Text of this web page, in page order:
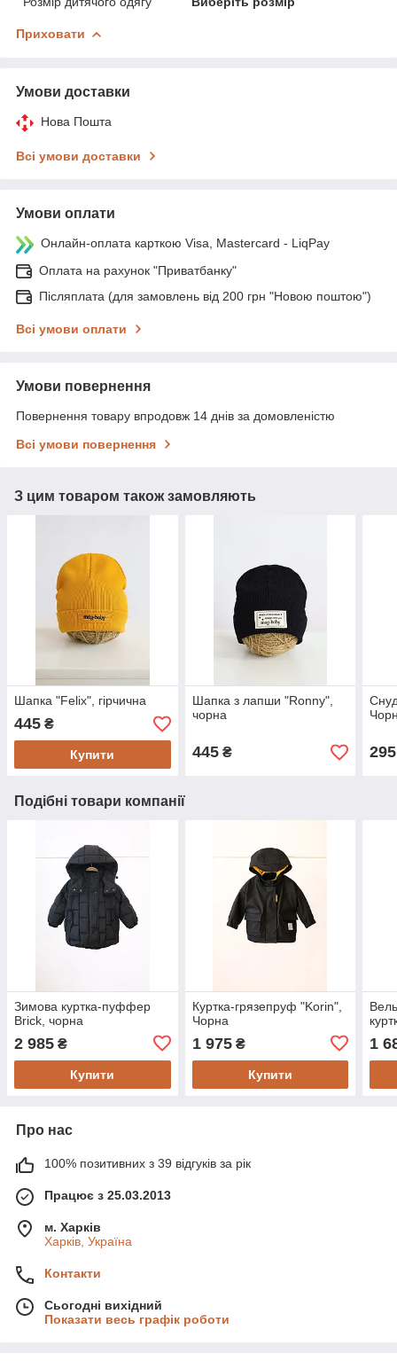
Приховати
Умови доставки
Нова Пошта
Всі умови доставки
Умови оплати
Онлайн-оплата карткою Visa, Mastercard - LiqPay
Оплата на рахунок "Приватбанку"
Післяплата (для замовлень від 200 грн "Новою поштою")
Всі умови оплати
Умови повернення
Повернення товару впродовж 14 днів за домовленістю
Всі умови повернення
З цим товаром також замовляють
Шапка "Felix", гірчична
445 ₴
Купити
Шапка з лапши "Ronny",
чорна
445₴ 295
Подібні товари компанії
Зимова куртка-пуффер
Brick, чорна
2 985 ₴
Купити
Куртка-грязепруф "Korin",
Чорна
1 975₴
Купити
1
Про нас
100% позитивних з 39 відгуків за рік
Працює з 25.03.2013
м. Харків
Харків, Україна
Контакти
Сьогодні вихідний
Показати весь графік роботи